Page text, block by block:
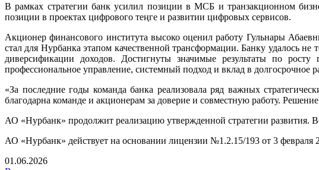
В рамках стратегии банк усилил позиции в МСБ и транзакционном
позиции в проектах цифрового теңге и развитии цифровых сервисов.
Акционер финансового института высоко оценил работу Гульнары
стал для Нурбанка этапом качественной трансформации. Банку удалось
диверсификации доходов. Достигнуты значимые результаты по
профессиональное управление, системный подход и вклад в долгосрочное
«За последние годы команда банка реализовала ряд важных
благодарна команде и акционерам за доверие и совместную работу.
АО «Нурбанк» продолжит реализацию утвержденной стратегии развития.
АО «Нурбанк» действует на основании лицензии №1.2.15/193 от 3
01.06.2026